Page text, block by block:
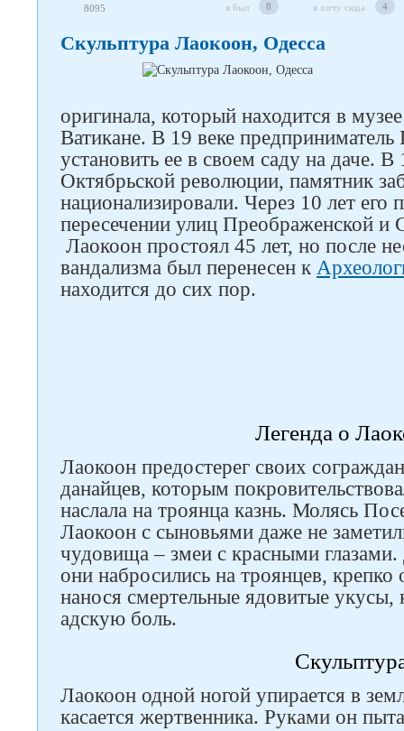
8095 я был 8 я хочу сюда 4
Скульптура Лаокоон, Одесса
оригинала, который находится в
Ватикане. В 19 веке предприниматель
установить ее в своем саду на даче. В
Октябрьской революции, памятник
национализировали. Через 10 лет его
пересечении улиц Преображенской и
Лаокоон простоял 45 лет, но после
вандализма был перенесен к
находится до сих пор.
Легенда о
Лаокоон предостерег своих
данайцев, которым
наслала на троянца казнь. Молясь
Лаокоон с сыновьями даже не
чудовища – змеи с красными
они набросились на троянцев,
нанося смертельные ядовитые укусы,
адскую боль.
Лаокоон одной ногой упирается в
касается жертвенника. Руками он
Следите за нами в соцсетях